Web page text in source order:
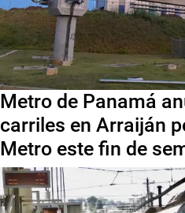
Metro de Panamá
carriles en Arraiján
Metro este fin de